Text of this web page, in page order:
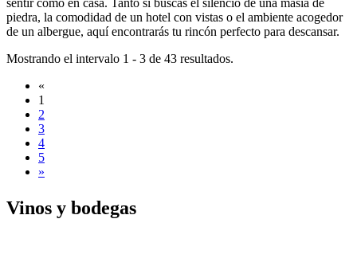
sentir como en casa. Tanto si buscas el silencio de una masía de
piedra, la comodidad de un hotel con vistas o el ambiente acogedor
de un albergue, aquí encontrarás tu rincón perfecto para descansar.
Mostrando el intervalo 1 - 3 de 43 resultados.
«
1
2
3
4
5
»
Vinos y bodegas